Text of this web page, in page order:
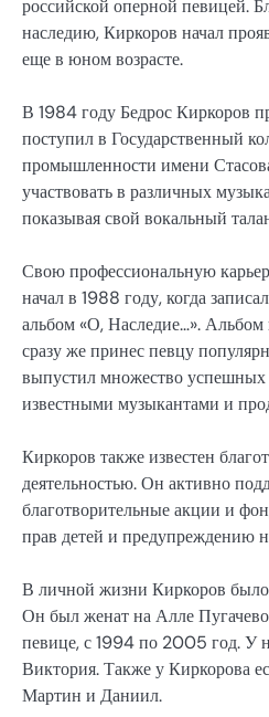
российской оперной певицей.
наследию, Киркоров начал
еще в юном возрасте.
В 1984 году Бедрос Киркоров
поступил в Государственный
промышленности имени
участвовать в различных
показывая свой вокальный
Свою профессиональную
начал в 1988 году, когда
альбом «О, Наследие…».
сразу же принес певцу
выпустил множество успешных
известными музыкантами и
Киркоров также известен
деятельностью. Он активно
благотворительные акции и
прав детей и предупреждению
В личной жизни Киркоров было
Он был женат на Алле
певице, с 1994 по 2005 год. У
Виктория. Также у Киркорова
Мартин и Даниил.